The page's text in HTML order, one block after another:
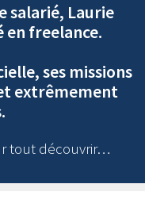
salarié, Laurie
freelance.
ses missions
extrêmement
tout découvrir…